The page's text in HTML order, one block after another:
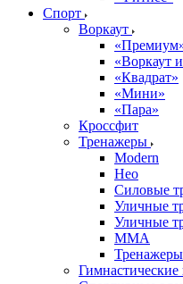
Спорт
Воркаут
«Воркаут
«Квадрат»
«Мини»
«Пара»
Кроссфит
Тренажеры
Modern
Нео
Силовые
Уличные
Уличные
ММА